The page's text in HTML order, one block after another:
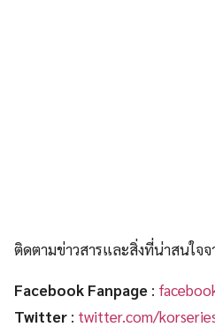
ติดตามข่าวสารและสิ่งที่น่าสนใจจ
Facebook Fanpage :
Twitter : twitter.com/